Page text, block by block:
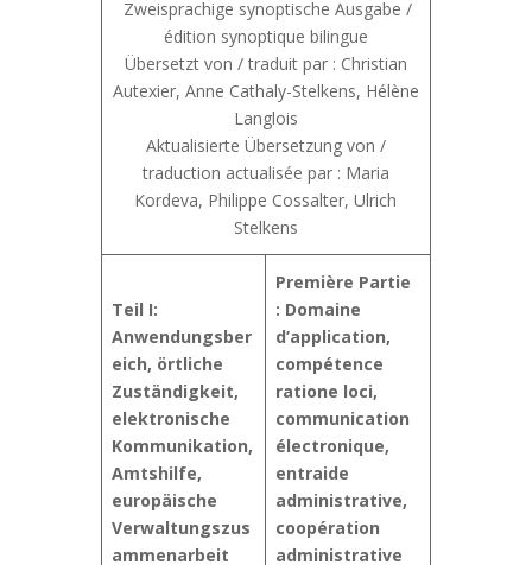
Zweisprachige synoptische Ausgabe /
édition synoptique bilingue
Übersetzt von / traduit par : Christian
Autexier, Anne Cathaly-Stelkens, Hélène
Langlois
Aktualisierte Übersetzung von /
traduction actualisée par : Maria
Kordeva, Philippe Cossalter, Ulrich
Stelkens
Teil I:
Anwendungsber
eich, örtliche
Zuständigkeit,
elektronische
Kommunikation,
Amtshilfe,
europäische
Verwaltungszus
ammenarbeit
Première Partie
: Domaine
d’application,
compétence
ratione loci,
communication
électronique,
entraide
administrative,
coopération
administrative